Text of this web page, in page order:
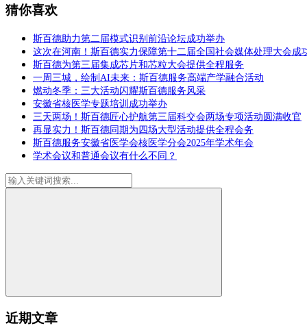
猜你喜欢
斯百德助力第二届模式识别前沿论坛成功举办
这次在河南！斯百德实力保障第十二届全国社会媒体处理大会成
斯百德为第三届集成芯片和芯粒大会提供全程服务
一周三城，绘制AI未来：斯百德服务高端产学融合活动
燃动冬季：三大活动闪耀斯百德服务风采
安徽省核医学专题培训成功举办
三天两场！斯百德匠心护航第三届科交会两场专项活动圆满收官
再显实力！斯百德同期为四场大型活动提供全程会务
斯百德服务安徽省医学会核医学分会2025年学术年会
学术会议和普通会议有什么不同？
近期文章